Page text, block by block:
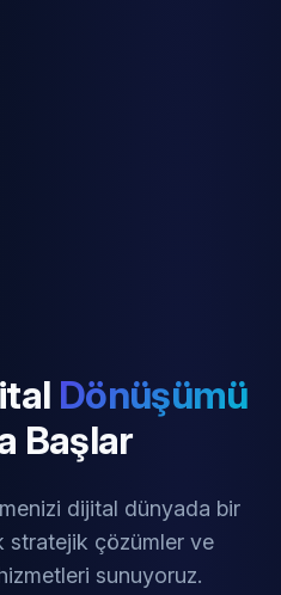
Dönüşümü
Başlar
dijital dünyada bir
stratejik çözümler ve
sunuyoruz.